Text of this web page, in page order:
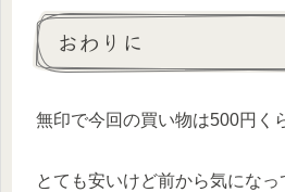
おわりに
無印で今回の買い物は500円く
とても安いけど前から気にな